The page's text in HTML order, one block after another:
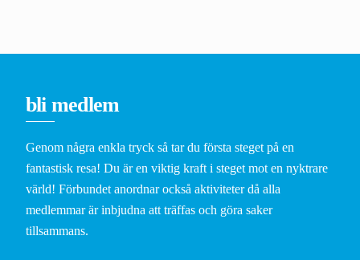
bli medlem
Genom några enkla tryck så tar du första steget på en
fantastisk resa! Du är en viktig kraft i steget mot en nyktrare
värld! Förbundet anordnar också aktiviteter då alla
medlemmar är inbjudna att träffas och göra saker
tillsammans.